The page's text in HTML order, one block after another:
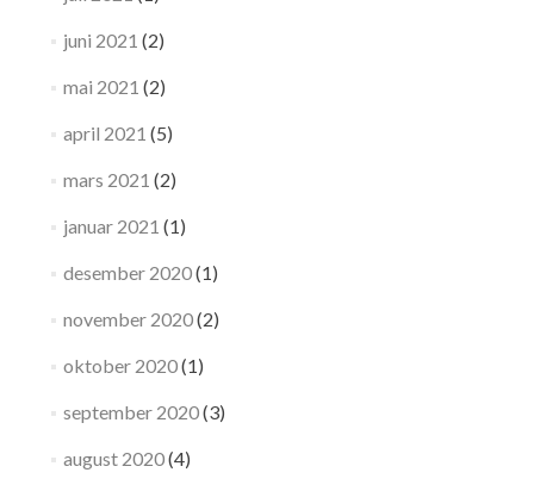
juni 2021 (2)
mai 2021 (2)
april 2021 (5)
mars 2021 (2)
januar 2021 (1)
desember 2020(1)
november 2020(2)
oktober 2020(1)
september 2020(3)
august 2020(4)